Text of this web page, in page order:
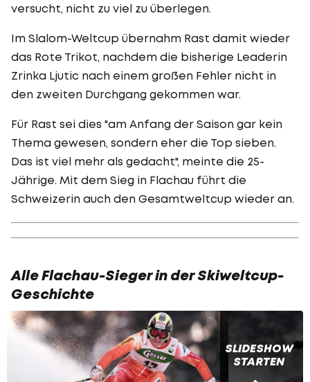
versucht, nicht zu viel zu überlegen.
Im Slalom-Weltcup übernahm Rast damit wieder
das Rote Trikot, nachdem die bisherige Leaderin
Zrinka Ljutic nach einem großen Fehler nicht in
den zweiten Durchgang gekommen war.
Für Rast sei dies "am Anfang der Saison gar kein
Thema gewesen, sondern eher die Top sieben.
Das ist viel mehr als gedacht", meinte die 25-
Jährige. Mit dem Sieg in Flachau führt die
Schweizerin auch den Gesamtweltcup wieder an.
Alle Flachau-Sieger in der Skiweltcup-
Geschichte
SLIDESHOW
STARTEN